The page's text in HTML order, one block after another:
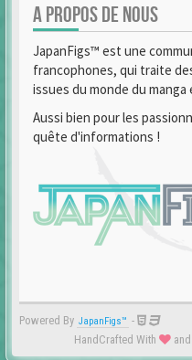
A PROPOS DE NOUS
JapanFigs™ est une
francophones, qui traite
issues du monde du
Aussi bien pour les
quête d'informations !
Powered By JapanFigs™ -
HandCrafted With
and